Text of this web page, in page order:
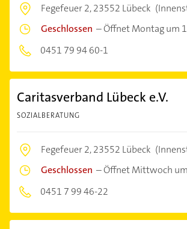
Fegefeuer 2,23552 Lübeck
Geschlossen –Öffnet Montag um
0451 79 94 60-1
Caritasverband Lübeck e.V.
SOZIALBERATUNG
Fegefeuer 2,23552 Lübeck
Geschlossen –Öffnet Mittwoch
0451 7 99 46-22